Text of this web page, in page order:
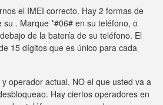
el IMEI correcto. Hay 2 formas de
su . Marque *#06# en su teléfono, o
de la batería de su teléfono. El
15 dígitos que es único para cada
operador actual, NO el que usted va a
Hay ciertos operadores en